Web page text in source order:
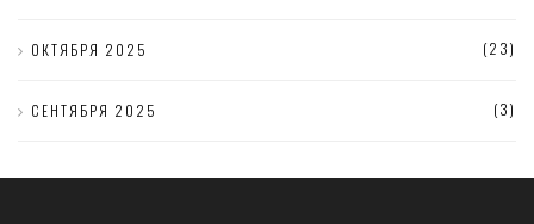
ОКТЯБРЯ 2025 (23)
СЕНТЯБРЯ 2025 (3)